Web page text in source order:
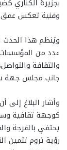
بجزيرة الكناري
وفنية تعكس عمق
ويُنظم هذا
عدد من المؤسسات
والثقافة
جانب مجلس جهة
وأشار البلاغ إلى
كوجهة ثقافية
يحتفي بالفرجة
رؤية تروم تثمين